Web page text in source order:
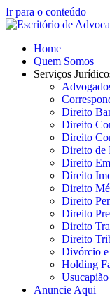
Ir para o conteúdo
Home
Quem Somos
Serviços
Direito
Direito
Direito
Direito de
Direito
Direito
Direito
Direito
Direito
Direito
Direito
Divórcio e
Holding
Usucapião
Anuncie Aqui